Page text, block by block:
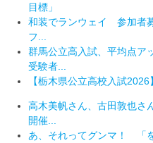
目標」
和装でランウェイ 参加者
フ...
群馬公立高入試、平均点
受験者...
【栃木県公立高校入試
高木美帆さん、古田敦也さ
開催...
あ、それってグンマ！ 「